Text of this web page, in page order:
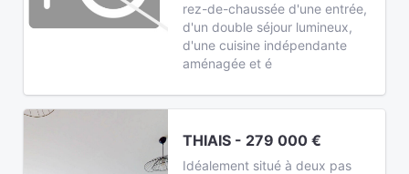
rez-de-chaussée d'une entrée,
d'un double séjour lumineux,
d'une cuisine indépendante
aménagée et é
THIAIS - 279 000 €
Idéalement situé à deux pas